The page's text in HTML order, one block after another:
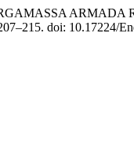
doi: 10.17224/